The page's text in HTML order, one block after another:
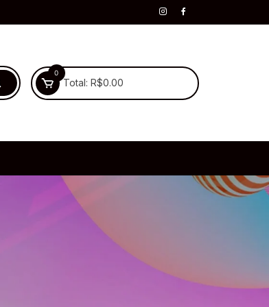
0
Total: R$0.00